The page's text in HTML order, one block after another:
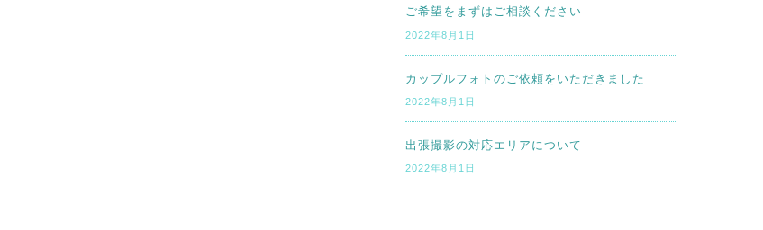
ご希望をまずはご相談ください
2022年8月1日
カップルフォトのご依頼をいただきました
2022年8月1日
出張撮影の対応エリアについて
2022年8月1日